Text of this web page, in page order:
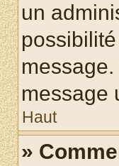
un
message
Haut
»